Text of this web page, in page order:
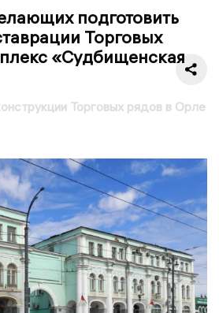
подготовить
Торговых
«Судбищенская
Торговых рядов в Орле